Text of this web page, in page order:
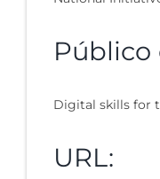
Público
Digital skills for
URL: